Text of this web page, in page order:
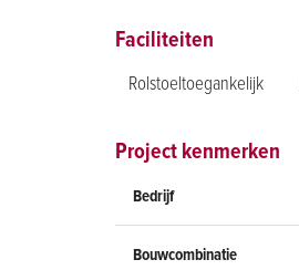
Faciliteiten
Rolstoeltoegankelijk
Project kenmerken
Bedrijf
Bouwcombinatie